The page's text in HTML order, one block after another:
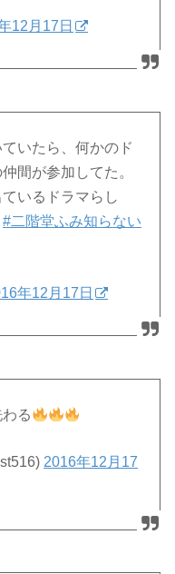
12月17日
いたら、何かのド
間が参加してた。
いるドラマらし
#二階堂ふみ知らない
年12月17日
る
2016年12月17